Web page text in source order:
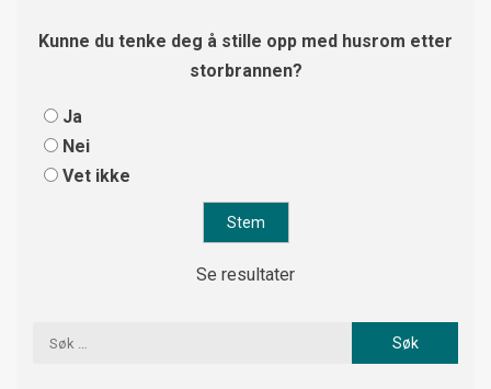
Kunne du tenke deg å stille opp med husrom etter
storbrannen?
Ja
Nei
Vet ikke
Se resultater